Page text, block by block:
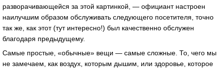
разворачивающейся за этой картинкой, — официант настроен
наилучшим образом обслуживать следующего посетителя, точно
так же, как этот (тут интересно!) был качественно обслужен
благодаря предыдущему.
Самые простые, «обычные» вещи — самые сложные. То, чего мы
не замечаем, как воздух, которым дышим, или здоровье, которое